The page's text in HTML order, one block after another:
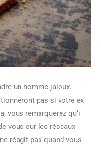
un homme jaloux.
pas si votre ex
vous remarquerez qu’il
vous sur les réseaux
réagit pas quand vous